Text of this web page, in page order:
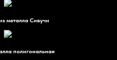
металла Сивучи
полигональная